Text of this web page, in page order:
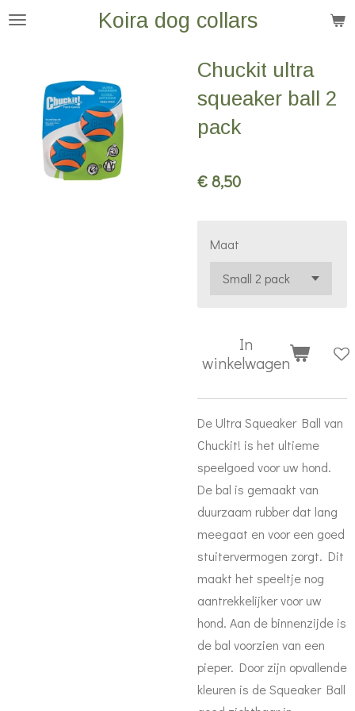
Ga
hoofdinhoud
Koira dog collars
Chuckit ultra
squeaker ball 2
pack
€ 8,50
Maat
In
winkelwagen
De Ultra Squeaker Ball van
Chuckit! is het ultieme
speelgoed voor uw hond.
De bal is gemaakt van
duurzaam rubber dat lang
meegaat en voor een goed
stuitervermogen zorgt. Dit
maakt het speeltje nog
aantrekkelijker voor uw
hond. Aan de binnenzijde is
de bal voorzien van een
pieper. Door zijn opvallende
kleuren is de Squeaker Ball